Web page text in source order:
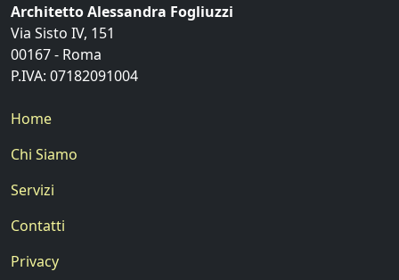
Architetto Alessandra Fogliuzzi
Via Sisto IV, 151
00167 - Roma
P.IVA: 07182091004
Home
Chi Siamo
Servizi
Contatti
Privacy